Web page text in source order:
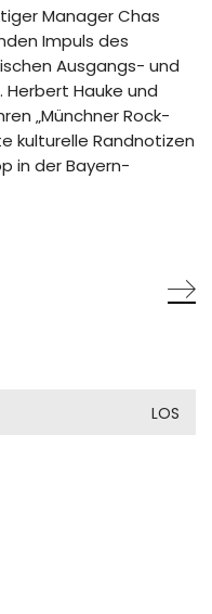
Manager Chas
Impuls des
Ausgangs- und
Herbert Hauke und
„Münchner Rock-
kulturelle Randnotizen
in der Bayern-